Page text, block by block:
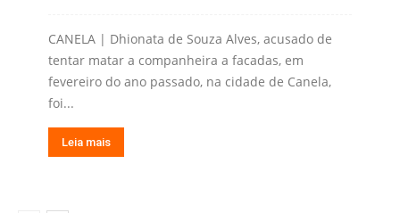
CANELA | Dhionata de Souza Alves, acusado de
tentar matar a companheira a facadas, em
fevereiro do ano passado, na cidade de Canela,
foi...
Leia mais